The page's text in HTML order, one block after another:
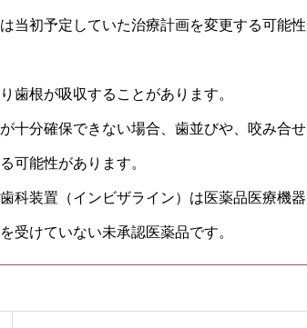
当初予定していた治療計画を変更する可能性
歯根が吸収することがあります。
十分確保できない場合、歯並びや、咬み合せ
可能性があります。
科装置（インビザライン）は医薬品医療機器
受けていない未承認医薬品です。